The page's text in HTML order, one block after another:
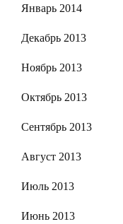
Январь 2014
Декабрь 2013
Ноябрь 2013
Октябрь 2013
Сентябрь 2013
Август 2013
Июль 2013
Июнь 2013